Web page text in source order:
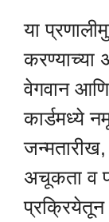
या
करण्याच्या
वेगवान
कार्डमध्ये
जन्मतारीख,
अचूकता व